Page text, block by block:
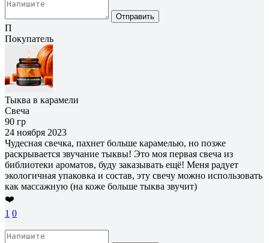
Отправить
П
Покупатель
Тыква в карамели
Свеча
90 гр
24 ноября 2023
Чудесная свечка, пахнет больше карамелью, но позже
раскрывается звучание тыквы! Это моя первая свеча из
библиотеки ароматов, буду заказывать ещё! Меня радует
экологичная упаковка и состав, эту свечу можно использовать
как массажную (на коже больше тыква звучит)
❤️
1 0